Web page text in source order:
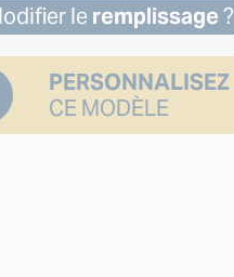
le remplissage?
PERSONNALISEZ
CE MODÈLE